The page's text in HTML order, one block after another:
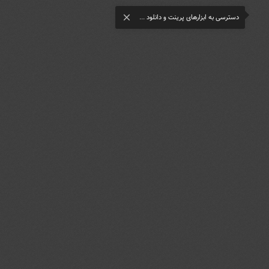
دسترسی به ابزارهای پرینت و دانلود ... close